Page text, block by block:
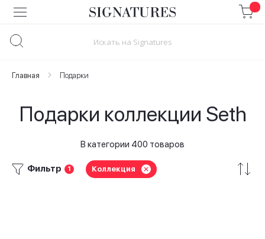
Skip
to
Главная Подарки
Подарки коллекции Seth
В категории 400 товаров
Фильтр 1 Коллекция